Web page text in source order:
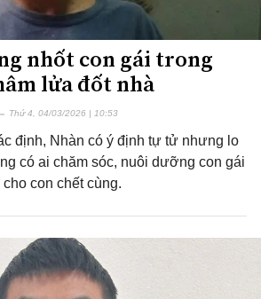
nhốt con gái trong
lửa đốt nhà
Thứ 4, 04/03/2026 | 10:53
định, Nhàn có ý định tự tử nhưng lo
có ai chăm sóc, nuôi dưỡng con gái
con chết cùng.